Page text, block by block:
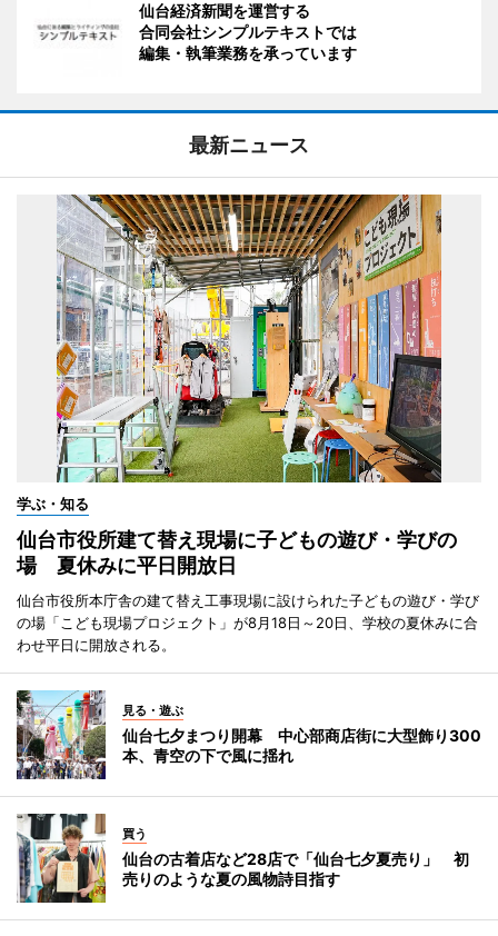
仙台経済新聞を運営する
合同会社シンプルテキストでは
編集・執筆業務を承っています
最新ニュース
学ぶ・知る
仙台市役所建て替え現場に子どもの遊び・学びの
場 夏休みに平日開放日
仙台市役所本庁舎の建て替え工事現場に設けられた子どもの遊び・学び
の場「こども現場プロジェクト」が8月18日～20日、学校の夏休みに合
わせ平日に開放される。
見る・遊ぶ
仙台七夕まつり開幕 中心部商店街に大型飾り300
本、青空の下で風に揺れ
買う
仙台の古着店など28店で「仙台七夕夏売り」 初
売りのような夏の風物詩目指す